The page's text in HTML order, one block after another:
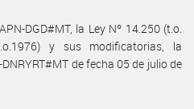
DGD#MT, la Ley Nº 14.250 (t.o.
y sus modificatorias, la
de fecha 05 de julio de